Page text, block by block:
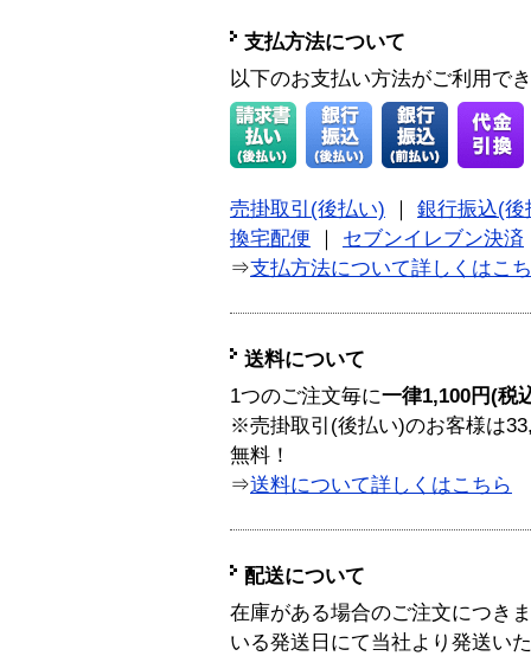
支払方法について
以下のお支払い方法がご利用で
売掛取引(後払い)
銀行振込(後
換宅配便
セブンイレブン決済
⇒支払方法について詳しくはこ
送料について
1つのご注文毎に一律1,100円(税
※売掛取引(後払い)のお客様は
無料！
⇒送料について詳しくはこちら
配送について
在庫がある場合のご注文につき
いる発送日にて当社より発送い